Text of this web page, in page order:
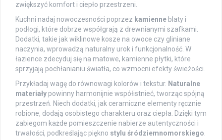
zwiększyć komfort i ciepło przestrzeni.
Kuchni nadaj nowoczesności poprzez kamienne blaty i
podłogi, które dobrze współgrają z drewnianymi szafkami.
Dodatki, takie jak wiklinowe kosze na owoce czy gliniane
naczynia, wprowadzą naturalny urok i funkcjonalność. W
łazience zdecyduj się na matowe, kamienne płytki, które
sprzyjają pochłanianiu światła, co wzmocni efekty świeżości.
Przykładaj wagę do równowagi kolorów i tekstur. Naturalne
materiały powinny harmonijnie współistnieć, tworząc spójną
przestrzeń. Niech dodatki, jak ceramiczne elementy ręcznie
robione, dodają osobistego charakteru oraz ciepła. Dzięki tym
zabiegom każde pomieszczenie nabierze autentyczności i
trwałości, podkreślając piękno stylu śródziemnomorskiego.